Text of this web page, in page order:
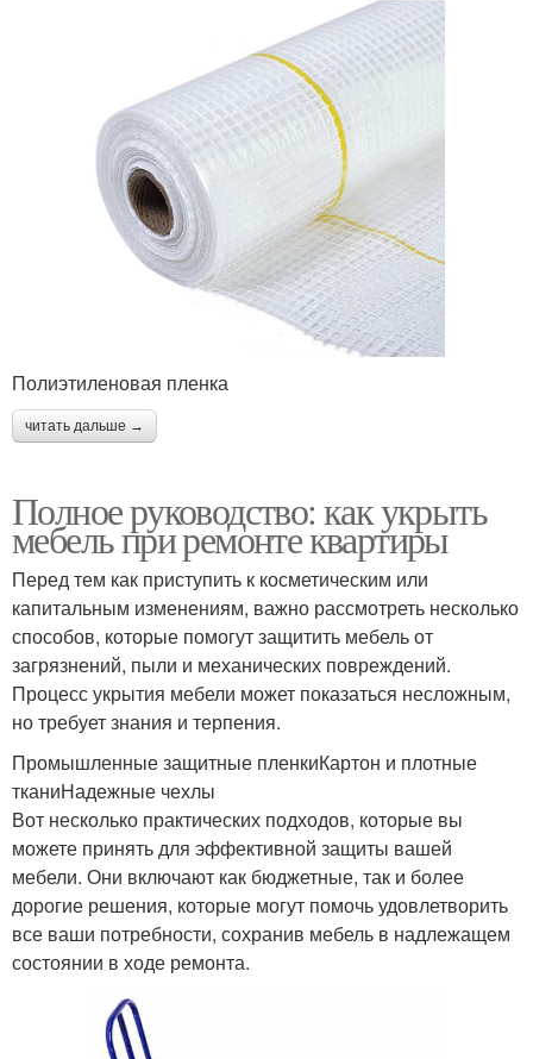
Полиэтиленовая пленка
читать дальше →
Полное руководство: как укрыть
мебель при ремонте квартиры
Перед тем как приступить к косметическим или
капитальным изменениям, важно рассмотреть несколько
способов, которые помогут защитить мебель от
загрязнений, пыли и механических повреждений.
Процесс укрытия мебели может показаться несложным,
но требует знания и терпения.
Промышленные защитные пленкиКартон и плотные
тканиНадежные чехлы
Вот несколько практических подходов, которые вы
можете принять для эффективной защиты вашей
мебели. Они включают как бюджетные, так и более
дорогие решения, которые могут помочь удовлетворить
все ваши потребности, сохранив мебель в надлежащем
состоянии в ходе ремонта.